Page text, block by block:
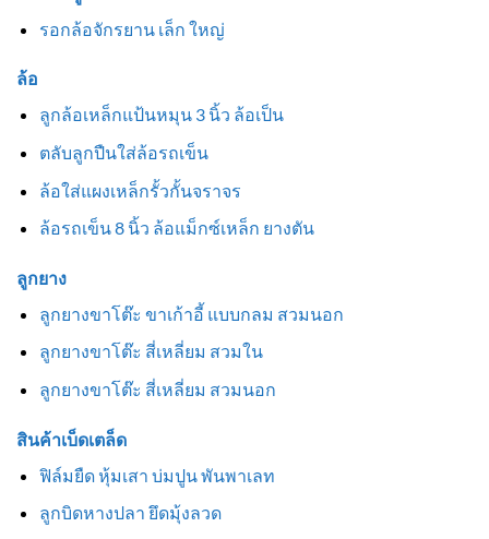
รอกล้อจักรยาน เล็ก ใหญ่
ล้อ
ลูกล้อเหล็กแป้นหมุน 3 นิ้ว ล้อเป็น
ตลับลูกปืนใส่ล้อรถเข็น
ล้อใส่แผงเหล็กรั้วกั้นจราจร
ล้อรถเข็น 8 นิ้ว ล้อแม็กซ์เหล็ก ยางตัน
ลูกยาง
ลูกยางขาโต๊ะ ขาเก้าอี้ แบบกลม สวมนอก
ลูกยางขาโต๊ะ สี่เหลี่ยม สวมใน
ลูกยางขาโต๊ะ สี่เหลี่ยม สวมนอก
สินค้าเบ็ดเตล็ด
ฟิล์มยืด หุ้มเสา บ่มปูน พันพาเลท
ลูกบิดหางปลา ยึดมุ้งลวด